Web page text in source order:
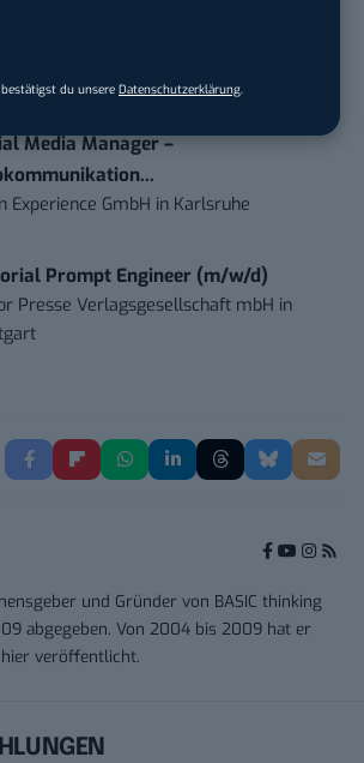
du unsere Datenschutzerklärung.
Media Manager –
Experience GmbH in Karlsruhe
Prompt Engineer (m/w/d)
Presse Verlagsgesellschaft mbH in
und Gründer von BASIC thinking
abgegeben. Von 2004 bis 2009 hat er
veröffentlicht.